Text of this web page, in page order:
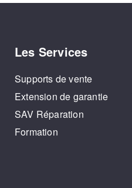
Les Services
Supports de vente
Extension de garantie
SAV Réparation
Formation